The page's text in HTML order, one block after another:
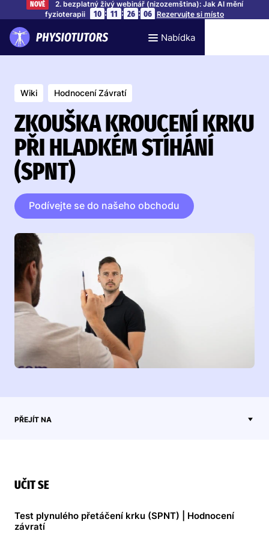
NOVÉ
2. bezplatný živý webinář (nizozemština): Jak AI mění
fyzioterapii
10 : 11 : 26 : 05 Rezervujte si místo
Nabídka
Wiki Hodnocení Závratí
ZKOUŠKA KROUCENÍ KRKU
PŘI HLADKÉM STÍHÁNÍ
(SPNT)
Podívejte se do našeho obchodu
PŘEJÍT NA
UČIT SE
Test plynulého přetáčení krku (SPNT) | Hodnocení
závratí